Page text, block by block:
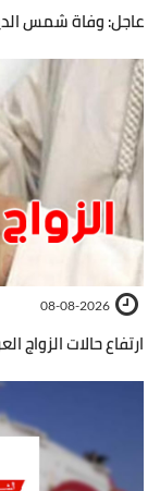
عاجل: وفاة شمس
08-08-2026
ارتفاع حالات